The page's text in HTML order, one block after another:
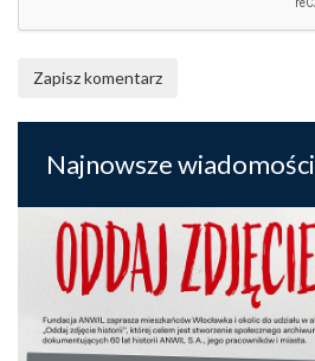
Zapisz komentarz
Najnowsze wiadomości